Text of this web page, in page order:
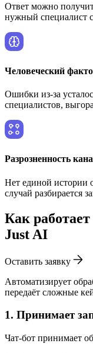
Ответ можно
нужный специалист
Человеческий
Ошибки из-за
специалистов,
Разрозненность
Нет единой истории
случай разбирается
Как
Just AI
Оставить заявку
Автоматизирует
передаёт сложные
1. Принимает
Чат-бот принимает